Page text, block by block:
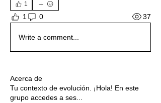
1
1 0 37
Write a comment...
Acerca de
Tu contexto de evolución. ¡Hola! En este
grupo accedes a ses...